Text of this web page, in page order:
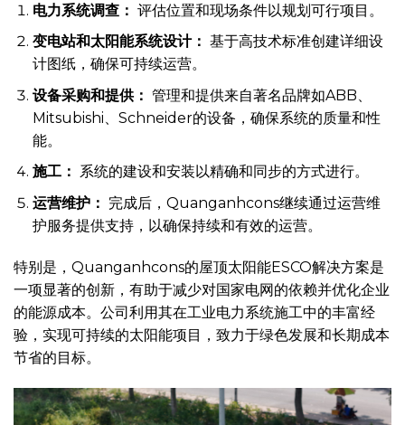
电力系统调查： 评估位置和现场条件以规划可行项目。
变电站和太阳能系统设计： 基于高技术标准创建详细设
计图纸，确保可持续运营。
设备采购和提供： 管理和提供来自著名品牌如ABB、
Mitsubishi、Schneider的设备，确保系统的质量和性
能。
施工： 系统的建设和安装以精确和同步的方式进行。
运营维护： 完成后，Quanganhcons继续通过运营维
护服务提供支持，以确保持续和有效的运营。
特别是，Quanganhcons的屋顶太阳能ESCO解决方案是
一项显著的创新，有助于减少对国家电网的依赖并优化企业
的能源成本。公司利用其在工业电力系统施工中的丰富经
验，实现可持续的太阳能项目，致力于绿色发展和长期成本
节省的目标。